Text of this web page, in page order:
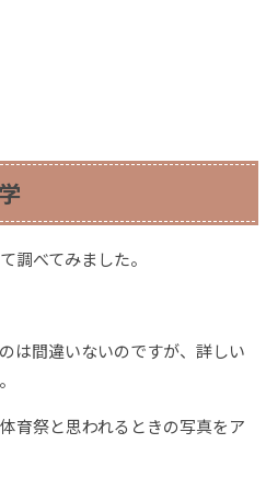
調べてみました。
は間違いないのですが、詳しい
育祭と思われるときの写真をア